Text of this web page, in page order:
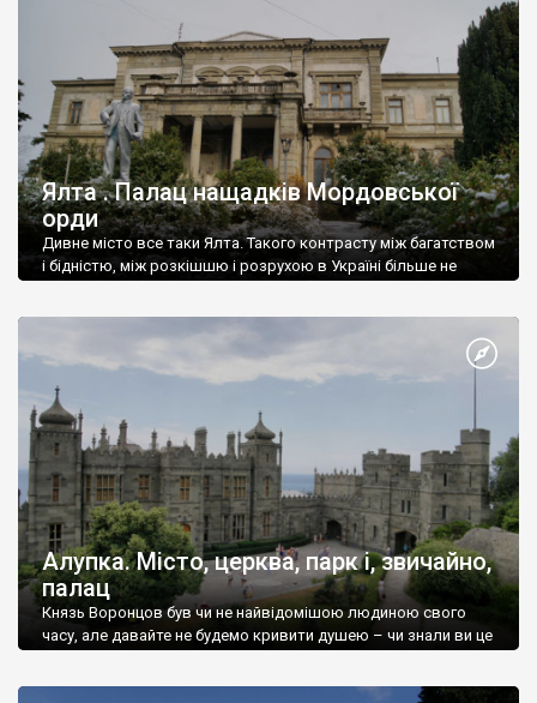
Ялта . Палац нащадків Мордовської
орди
Дивне місто все таки Ялта. Такого контрасту між багатством
і бідністю, між розкішшю і розрухою в Україні більше не
Алупка. Місто, церква, парк і, звичайно,
палац
Князь Воронцов був чи не найвідомішою людиною свого
часу, але давайте не будемо кривити душею – чи знали ви це